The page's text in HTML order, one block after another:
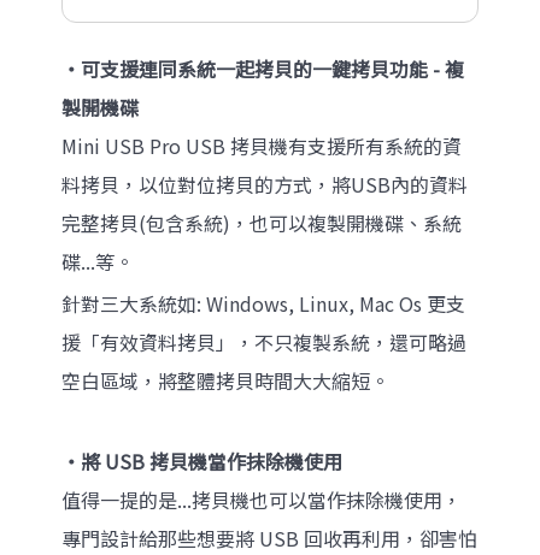
‧可支援連同系統一起拷貝的一鍵拷貝功能 - 複
製開機碟
Mini USB Pro USB 拷貝機有支援所有系統的資
料拷貝，以位對位拷貝的方式，將USB內的資料
完整拷貝(包含系統)，也可以複製開機碟、系統
碟...等。
針對三大系統如: Windows, Linux, Mac Os 更支
援「有效資料拷貝」，不只複製系統，還可略過
空白區域，將整體拷貝時間大大縮短。
‧將 USB 拷貝機當作抹除機使用
值得一提的是...拷貝機也可以當作抹除機使用，
專門設計給那些想要將 USB 回收再利用，卻害怕